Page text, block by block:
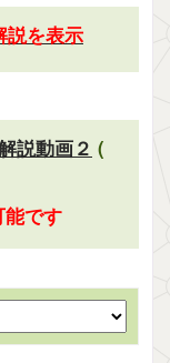
説を表示
説動画２ (
です